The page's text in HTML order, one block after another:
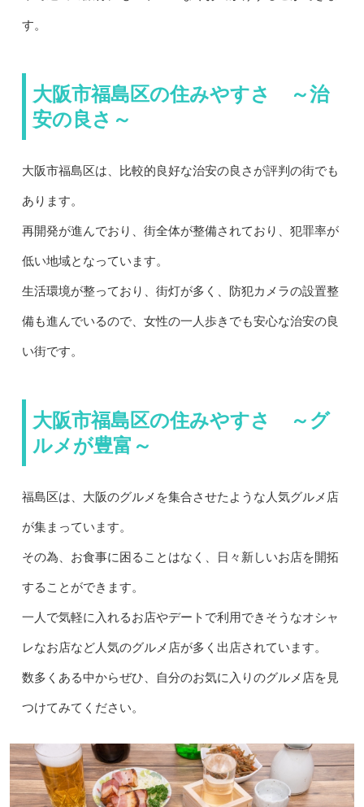
す。
大阪市福島区の住みやすさ ～治
安の良さ～
大阪市福島区は、比較的良好な治安の良さが評判の街でも
あります。
再開発が進んでおり、街全体が整備されており、犯罪率が
低い地域となっています。
生活環境が整っており、街灯が多く、防犯カメラの設置整
備も進んでいるので、女性の一人歩きでも安心な治安の良
い街です。
大阪市福島区の住みやすさ ～グ
ルメが豊富～
福島区は、大阪のグルメを集合させたような人気グルメ店
が集まっています。
その為、お食事に困ることはなく、日々新しいお店を開拓
することができます。
一人で気軽に入れるお店やデートで利用できそうなオシャ
レなお店など人気のグルメ店が多く出店されています。
数多くある中からぜひ、自分のお気に入りのグルメ店を見
つけてみてください。